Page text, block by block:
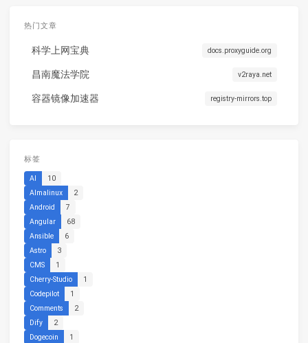
热门文章
科学上网宝典 docs.proxyguide.org
昌南魔法学院 v2raya.net
容器镜像加速器 registry-mirrors.top
标签
AI
10
Almalinux
2
Android
7
Angular
68
Ansible
6
Astro
3
CMS
1
Cherry-Studio
1
Codepilot
1
Comments
2
Dify
2
Dogecoin
1